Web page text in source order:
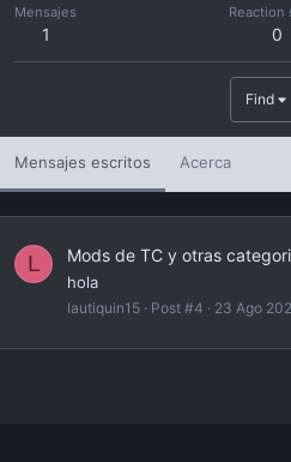
Mensajes
1
Reaction
0
Find
Mensajes escritos Acerca
L Mods de TC y otras
hola
lautiquin15 Post #4 23 Ago